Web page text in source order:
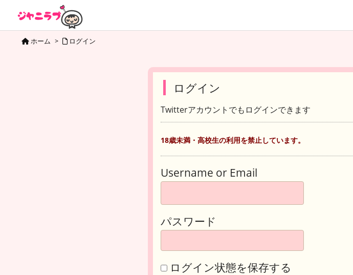
ホーム > ログイン
ログイン
Twitterアカウントでもログインできます
18歳未満・高校生の利用を禁止しています。
Username or Email
パスワード
ログイン状態を保存する